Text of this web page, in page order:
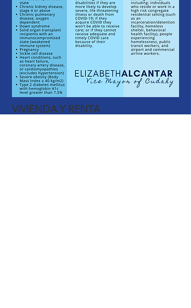
VIVIENDA Y RENTA